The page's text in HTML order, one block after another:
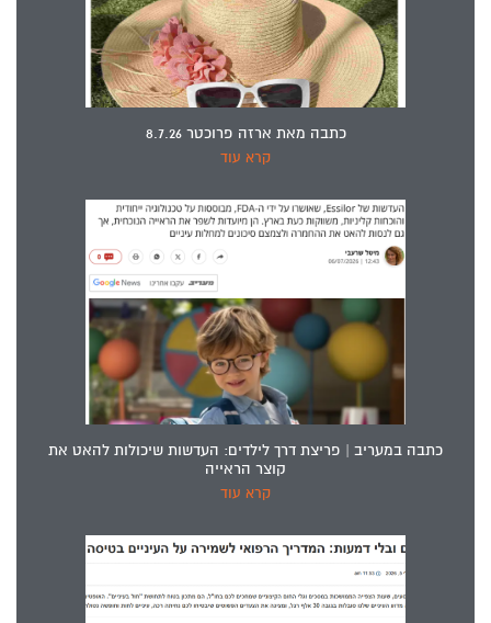
כתבה מאת ארזה פרוכטר 8.7.26
קרא עוד
כתבה במעריב | פריצת דרך לילדים: העדשות שיכולות להאט את
קוצר הראייה
קרא עוד